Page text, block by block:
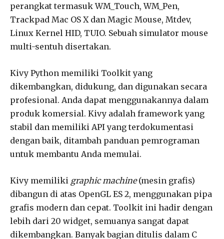
perangkat termasuk WM_Touch, WM_Pen,
Trackpad Mac OS X dan Magic Mouse, Mtdev,
Linux Kernel HID, TUIO. Sebuah simulator mouse
multi-sentuh disertakan.
Kivy Python memiliki Toolkit yang
dikembangkan, didukung, dan digunakan secara
profesional. Anda dapat menggunakannya dalam
produk komersial. Kivy adalah framework yang
stabil dan memiliki API yang terdokumentasi
dengan baik, ditambah panduan pemrograman
untuk membantu Anda memulai.
Kivy memiliki graphic machine(mesin grafis)
dibangun di atas OpenGL ES 2, menggunakan pipa
grafis modern dan cepat. Toolkit ini hadir dengan
lebih dari 20 widget, semuanya sangat dapat
dikembangkan. Banyak bagian ditulis dalam C